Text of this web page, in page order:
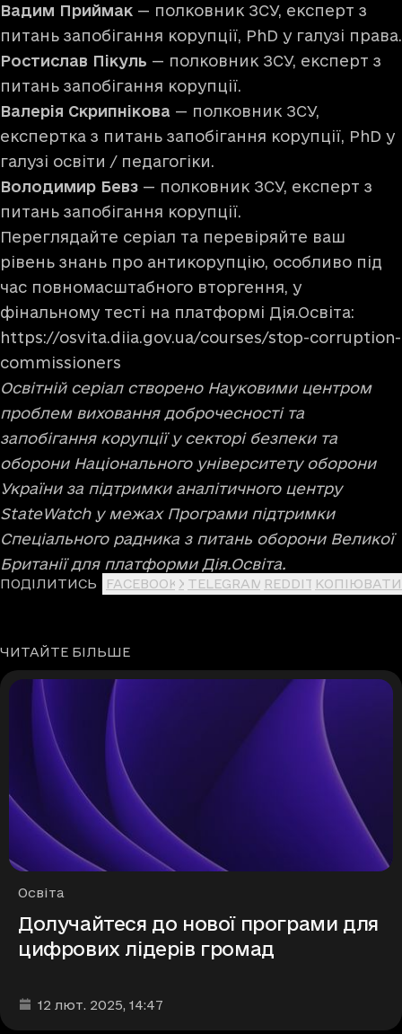
Вадим Приймак — полковник ЗСУ, експерт з
питань запобігання корупції, PhD у галузі права.
Ростислав Пікуль — полковник ЗСУ, експерт з
питань запобігання корупції.
Валерія Скрипнікова — полковник ЗСУ,
експертка з питань запобігання корупції, PhD у
галузі освіти / педагогіки.
Володимир Бевз — полковник ЗСУ, експерт з
питань запобігання корупції.
Переглядайте серіал та перевіряйте ваш
рівень знань про антикорупцію, особливо під
час повномасштабного вторгення, у
фінальному тесті на платформі Дія.Освіта:
https://osvita.diia.gov.ua/courses/stop-corruption-
commissioners
Освітній серіал створено Науковими центром
проблем виховання доброчесності та
запобігання корупції у секторі безпеки та
оборони Національного університету оборони
України за підтримки аналітичного центру
StateWatch у межах Програми підтримки
Спеціального радника з питань оборони Великої
Британії для платформи Дія.Освіта.
ПОДІЛИТИСЬ FACEBOOK X TELEGRAM REDDIT КОПІЮВАТИ
ЧИТАЙТЕ БІЛЬШЕ
Рубрики
Освіта
Долучайтеся до нової програми для
цифрових лідерів громад
Дата та час публікації
12 лют. 2025, 14:47